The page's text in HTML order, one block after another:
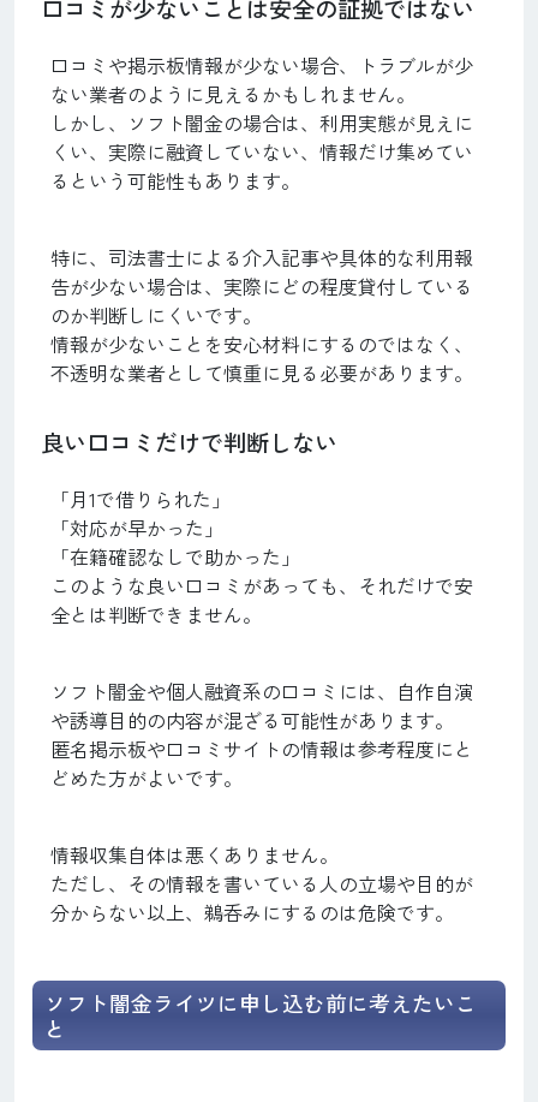
口コミが少ないことは安全の証拠ではない
口コミや掲示板情報が少ない場合、トラブルが少
ない業者のように見えるかもしれません。
しかし、ソフト闇金の場合は、利用実態が見えに
くい、実際に融資していない、情報だけ集めてい
るという可能性もあります。
特に、司法書士による介入記事や具体的な利用報
告が少ない場合は、実際にどの程度貸付している
のか判断しにくいです。
情報が少ないことを安心材料にするのではなく、
不透明な業者として慎重に見る必要があります。
良い口コミだけで判断しない
「月1で借りられた」
「対応が早かった」
「在籍確認なしで助かった」
このような良い口コミがあっても、それだけで安
全とは判断できません。
ソフト闇金や個人融資系の口コミには、自作自演
や誘導目的の内容が混ざる可能性があります。
匿名掲示板や口コミサイトの情報は参考程度にと
どめた方がよいです。
情報収集自体は悪くありません。
ただし、その情報を書いている人の立場や目的が
分からない以上、鵜呑みにするのは危険です。
ソフト闇金ライツに申し込む前に考えたいこ
と